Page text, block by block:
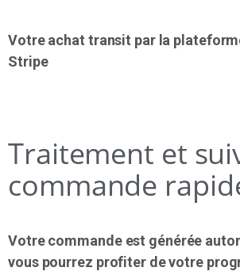
Votre achat transit par la
Stripe
Traitement et
commande
Votre commande est générée
vous pourrez profiter de votre